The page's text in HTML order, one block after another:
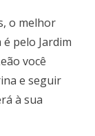
o melhor
pelo Jardim
você
e seguir
à sua